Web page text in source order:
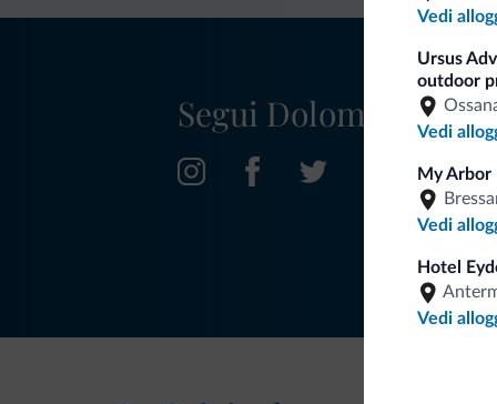
Vedi
Ursus
outdoor
Vedi
My Arbor
Vedi
Hotel
Vedi
Segui Dolomiti.it